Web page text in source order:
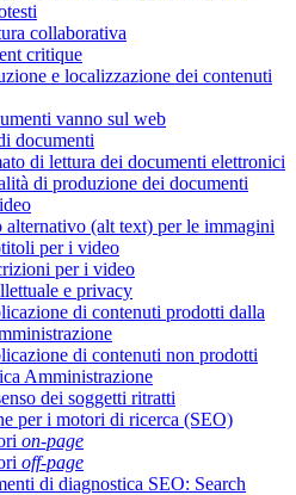
collaborativa
critique
e localizzazione dei contenuti
vanno sul web
documenti
di lettura dei documenti elettronici
di produzione dei documenti
alternativo (alt text) per le immagini
per i video
per i video
e privacy
di contenuti prodotti dalla
di contenuti non prodotti
Amministrazione
dei soggetti ritratti
per i motori di ricerca (SEO)
on-page
off-page
di diagnostica SEO: Search